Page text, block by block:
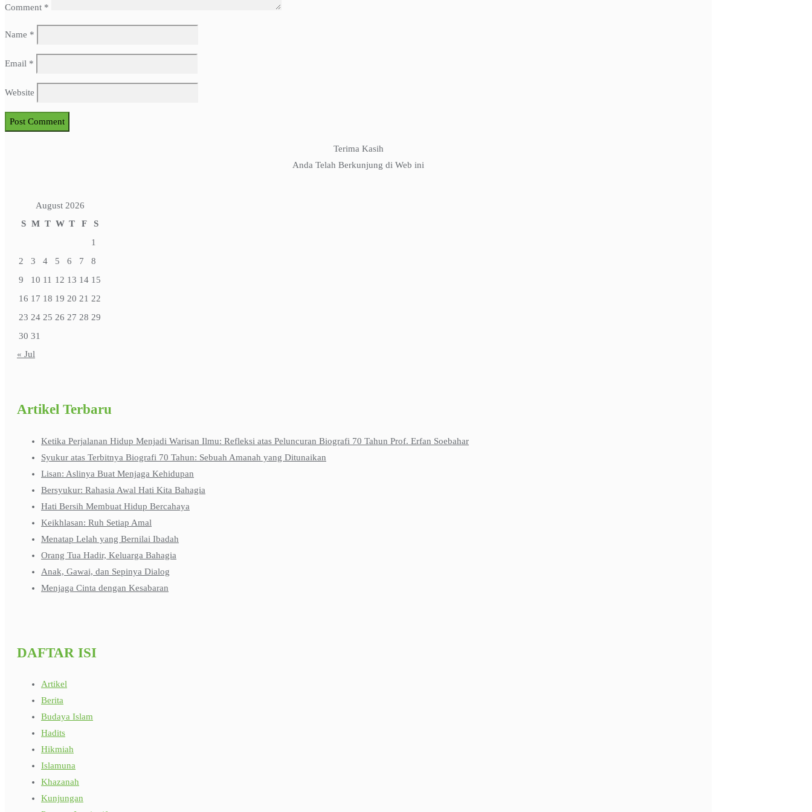
Comment *
Name *
Email *
Website
Terima Kasih
Anda Telah Berkunjung di Web ini
August 2026
S M T W T F
S
1
2
3 4 5 6 7
8
9
10 11 12 13 14 15
16 17 18 19 20 21 22
23 24 25 26 27 28 29
30 31
« Jul
Artikel Terbaru
Ketika Perjalanan Hidup Menjadi Warisan Ilmu: Refleksi atas Peluncuran Biografi 70 Tahun Prof. Erfan Soebahar
Syukur atas Terbitnya Biografi 70 Tahun: Sebuah Amanah yang Ditunaikan
Lisan: Aslinya Buat Menjaga Kehidupan
Bersyukur: Rahasia Awal Hati Kita Bahagia
Hati Bersih Membuat Hidup Bercahaya
Keikhlasan: Ruh Setiap Amal
Menatap Lelah yang Bernilai Ibadah
Orang Tua Hadir, Keluarga Bahagia
Anak, Gawai, dan Sepinya Dialog
Menjaga Cinta dengan Kesabaran
DAFTAR ISI
Artikel
Berita
Budaya Islam
Hadits
Hikmiah
Islamuna
Khazanah
Kunjungan